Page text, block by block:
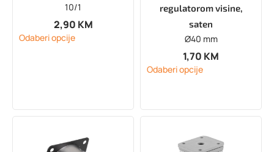
10/1
2,90 KM
Odaberi opcije
regulatorom visine,
saten
Ø40 mm
1,70 KM
Odaberi opcije